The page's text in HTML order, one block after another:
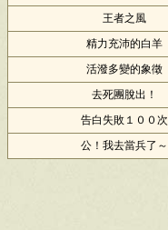
王者之風
精力充沛的白羊
活潑多變的象徵
去死團脫出！
告白失敗１００次
公！我去當兵了～